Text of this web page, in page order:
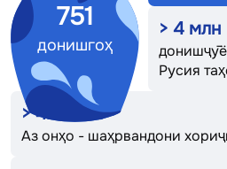
751
донишгоҳ
> 4 млн
Русия
>422 000
Аз онҳо - шаҳрвандони